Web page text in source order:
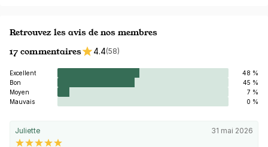
Retrouvez les avis de nos membres
17 commentaires
4.4(58)
Excellent
48 %
Bon
45 %
Moyen
7 %
Mauvais
0 %
Juliette 31 mai 2026